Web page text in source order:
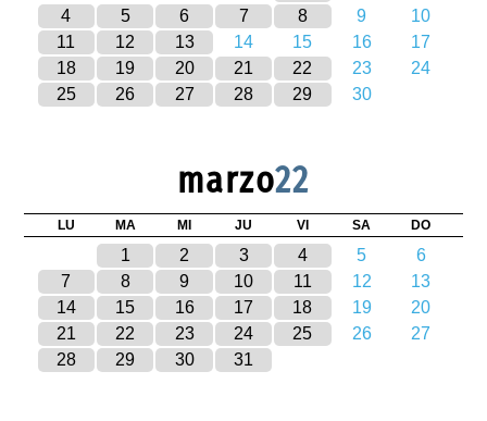
4
5 6 7 8 9
10
11
12 13 14 15 16
17
18
19 20 21 22 23
24
25
26 27 28 29 30
marzo22
LU MA MI JU VI SA DO
1 2 3 4 5
6
7
8 9 10 11 12
13
14
15 16 17 18 19
20
21
22 23 24 25 26
27
28
29 30 31